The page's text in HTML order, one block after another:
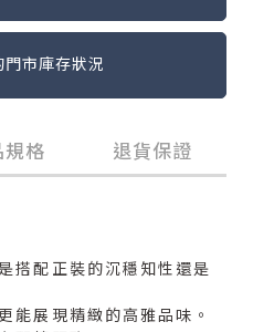
市庫存狀況
規格 退貨保證
搭配正裝的沉穩知性還是
能展現精緻的高雅品味。